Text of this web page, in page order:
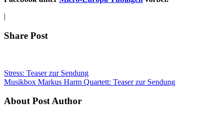
|
Share Post
Stress: Teaser zur Sendung
Musikbox Markus Harm Quartett: Teaser zur Sendung
About Post Author